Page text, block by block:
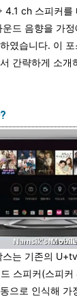
4.1 ch 스피커를
드 음향을 가
였습니다. 이
간략하게 소개
는 기존의
스피커(스피
으로 인식해 가